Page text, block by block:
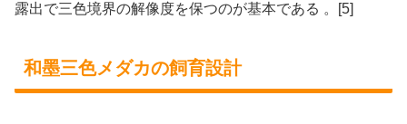
露出で三色境界の解像度を保つのが基本である 。[5]
和墨三色メダカの飼育設計